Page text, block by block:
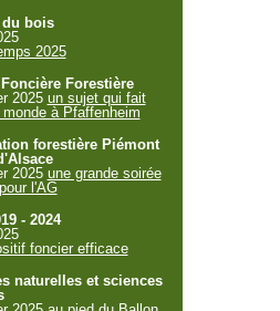
du bois
2025
Forestière
2025 un sujet qui fait
à Pfaffenheim
forestière Piémont
2025 une grande soirée
l'AG
- 2024
foncier efficace
naturelles et sciences